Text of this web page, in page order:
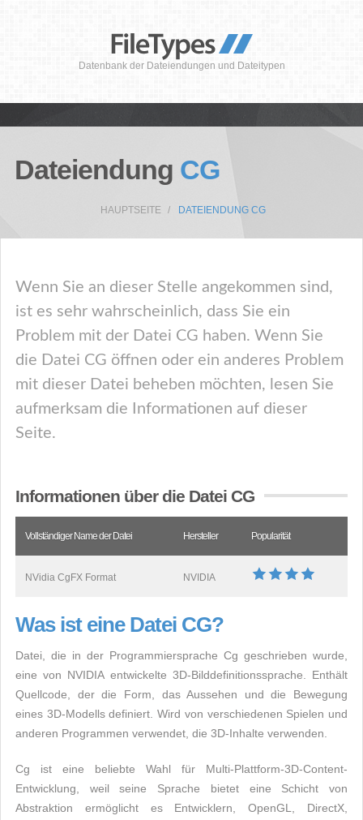
Datenbank der Dateiendungen und Dateitypen
Dateiendung CG
HAUPTSEITE DATEIENDUNG CG
Wenn Sie an dieser Stelle angekommen sind,
ist es sehr wahrscheinlich, dass Sie ein
Problem mit der Datei CG haben. Wenn Sie
die Datei CG öffnen oder ein anderes Problem
mit dieser Datei beheben möchten, lesen Sie
aufmerksam die Informationen auf dieser
Seite.
Informationen über die Datei CG
Vollständiger Name der Datei Hersteller Popularität
NVidia CgFX Format NVIDIA
Was ist eine Datei CG?
Datei, die in der Programmiersprache Cg geschrieben wurde,
eine von NVIDIA entwickelte 3D-Bilddefinitionssprache. Enthält
Quellcode, der die Form, das Aussehen und die Bewegung
eines 3D-Modells definiert. Wird von verschiedenen Spielen und
anderen Programmen verwendet, die 3D-Inhalte verwenden.
Cg ist eine beliebte Wahl für Multi-Plattform-3D-Content-
Entwicklung, weil seine Sprache bietet eine Schicht von
Abstraktion ermöglicht es Entwicklern, OpenGL, DirectX,